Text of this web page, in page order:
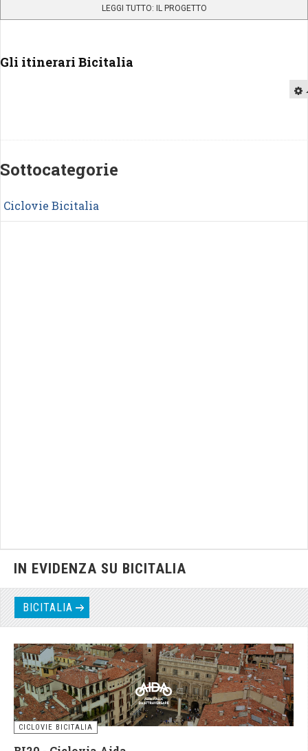
LEGGI TUTTO: IL PROGETTO
Gli itinerari Bicitalia
Sottocategorie
Ciclovie Bicitalia
IN EVIDENZA SU BICITALIA
BICITALIA
CICLOVIE BICITALIA